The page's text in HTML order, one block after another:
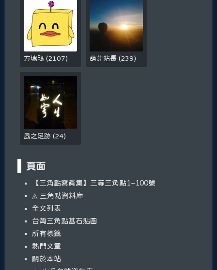
方塊鴨(2107) 萌芽站長(239)
風之足跡(24)
頁面
【三角點寫真集】三等三角點1~100號
◬ 三角點資料庫
全文列表
台灣三角點基石貼圖
所有標籤
熱門文章
關於本站